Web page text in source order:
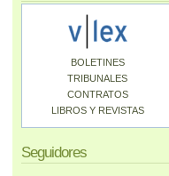
BOLETINES
TRIBUNALES
CONTRATOS
LIBROS Y REVISTAS
Seguidores